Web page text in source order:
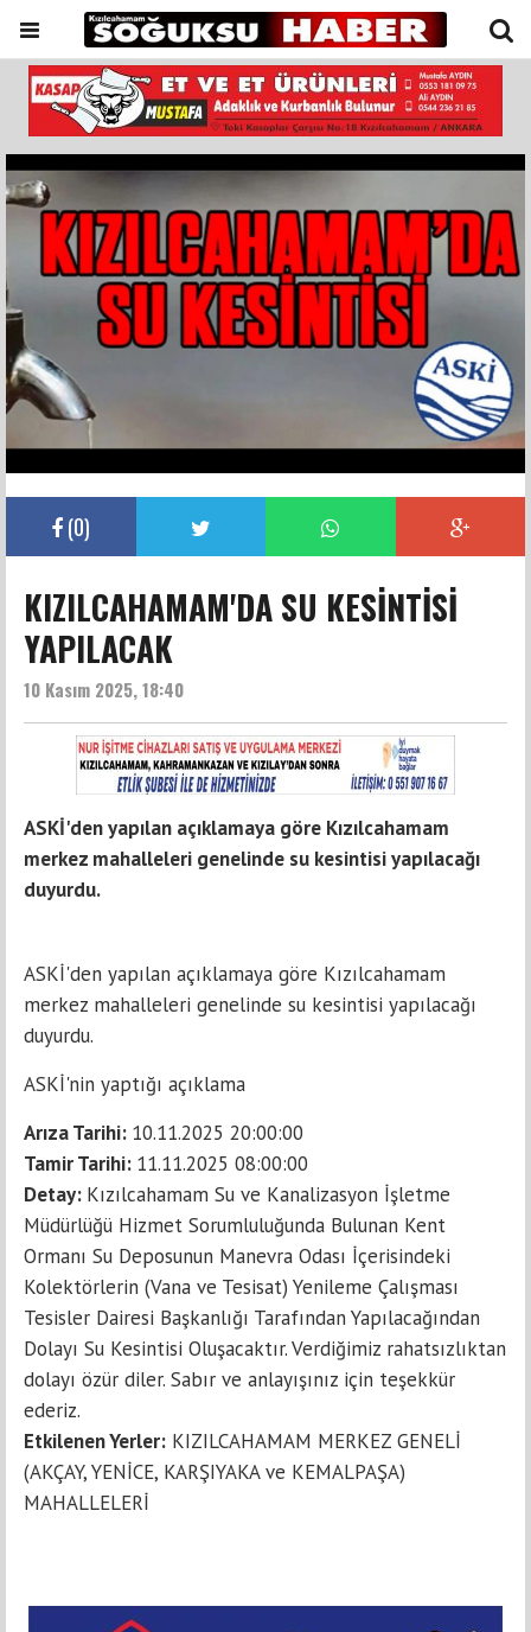
(0)
KIZILCAHAMAM'DA SU KESİNTİSİ
YAPILACAK
10 Kasım 2025, 18:40
ASKİ'den yapılan açıklamaya göre Kızılcahamam
merkez mahalleleri genelinde su kesintisi yapılacağı
duyurdu.
ASKİ'den yapılan açıklamaya göre Kızılcahamam
merkez mahalleleri genelinde su kesintisi yapılacağı
duyurdu.
ASKİ'nin yaptığı açıklama
Arıza Tarihi: 10.11.2025 20:00:00
Tamir Tarihi: 11.11.2025 08:00:00
Detay: Kızılcahamam Su ve Kanalizasyon İşletme
Müdürlüğü Hizmet Sorumluluğunda Bulunan Kent
Ormanı Su Deposunun Manevra Odası İçerisindeki
Kolektörlerin (Vana ve Tesisat) Yenileme Çalışması
Tesisler Dairesi Başkanlığı Tarafından Yapılacağından
Dolayı Su Kesintisi Oluşacaktır. Verdiğimiz rahatsızlıktan
dolayı özür diler. Sabır ve anlayışınız için teşekkür
ederiz.
Etkilenen Yerler: KIZILCAHAMAM MERKEZ GENELİ
(AKÇAY, YENİCE, KARŞIYAKA ve KEMALPAŞA)
MAHALLELERİ